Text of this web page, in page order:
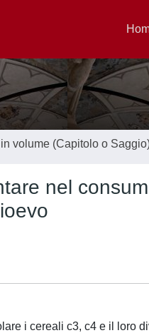
volume (Capitolo o
nel
i cereali c3, c4 e il loro